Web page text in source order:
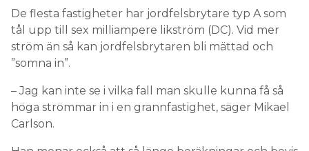
De flesta fastigheter har jordfelsbrytare typ A som
tål upp till sex milliampere likström (DC). Vid mer
ström än så kan jordfelsbrytaren bli mättad och
”somna in”.
– Jag kan inte se i vilka fall man skulle kunna få så
höga strömmar in i en grannfastighet, säger Mikael
Carlson.